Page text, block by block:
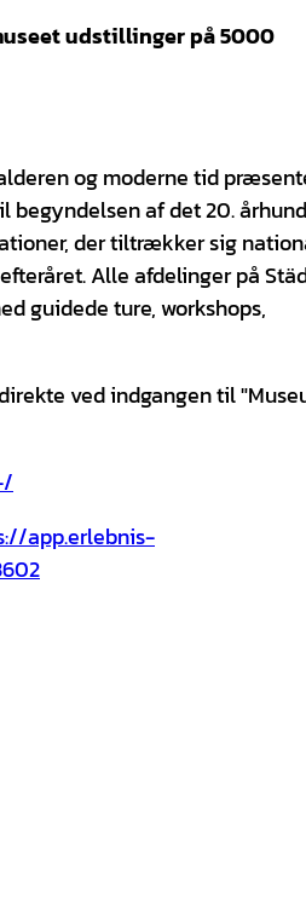
udstillinger på 5000
og moderne tid
af det 20.
der tiltrækker sig
Alle afdelinger på
guidede ture, workshops,
ved indgangen til
app.erlebnis-